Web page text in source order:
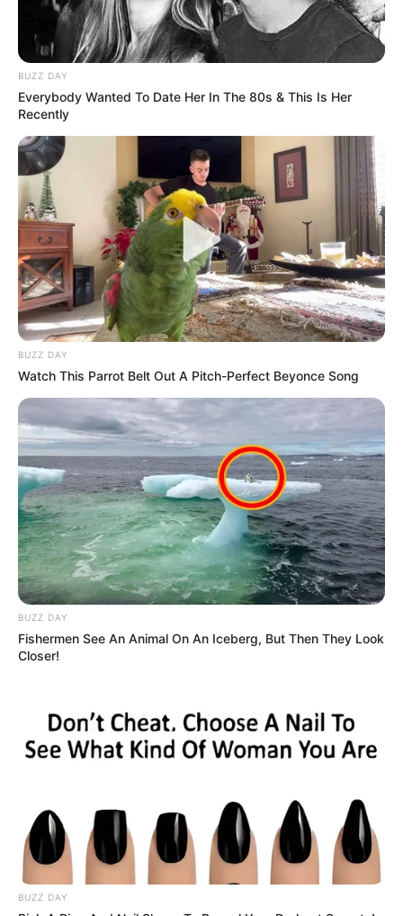
BUZZ DAY
Everybody Wanted To Date Her In The 80s & This Is Her
Recently
BUZZ DAY
Watch This Parrot Belt Out A Pitch-Perfect Beyonce Song
BUZZ DAY
Fishermen See An Animal On An Iceberg, But Then They Look
Closer!
BUZZ DAY